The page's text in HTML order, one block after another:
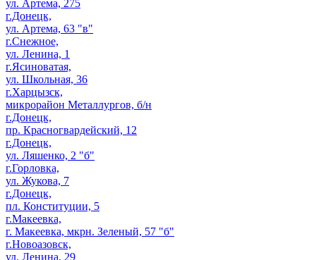
ул. Артема, 275
г.Донецк,
ул. Артема, 63 "в"
г.Снежное,
ул. Ленина, 1
г.Ясиноватая,
ул. Школьная, 36
г.Харцызск,
микрорайон Металлургов, б/н
г.Донецк,
пр. Красногвардейский, 12
г.Донецк,
ул. Ляшенко, 2 "б"
г.Горловка,
ул. Жукова, 7
г.Донецк,
пл. Конституции, 5
г.Макеевка,
г. Макеевка, мкрн. Зеленый, 57 "б"
г.Новоазовск,
ул. Ленина, 29